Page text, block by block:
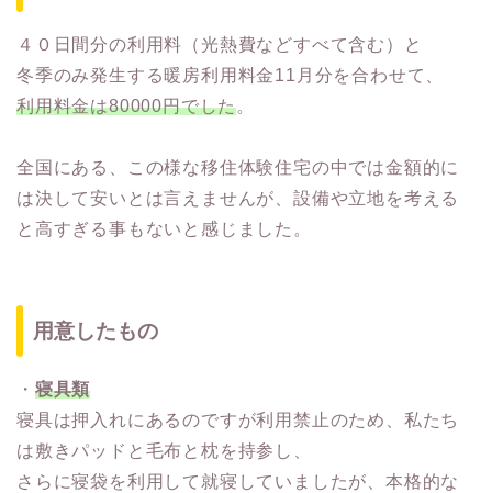
４０日間分の利用料（光熱費などすべて含む）と
冬季のみ発生する暖房利用料金11月分を合わせて、
利用料金は80000円でした。
全国にある、この様な移住体験住宅の中では金額的に
は決して安いとは言えませんが、設備や立地を考える
と高すぎる事もないと感じました。
用意したもの
・ 寝具類
寝具は押入れにあるのですが利用禁止のため、私たち
は敷きパッドと毛布と枕を持参し、
さらに寝袋を利用して就寝していましたが、本格的な